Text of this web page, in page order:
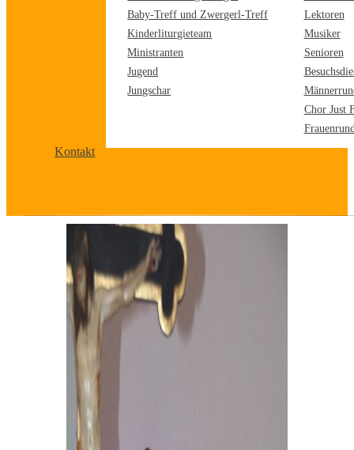
Baby-Treff und Zwergerl-Treff
Kinderliturgieteam
Ministranten
Jugend
Jungschar
Lektoren
Musiker
Senioren
Chor Just
Kontakt